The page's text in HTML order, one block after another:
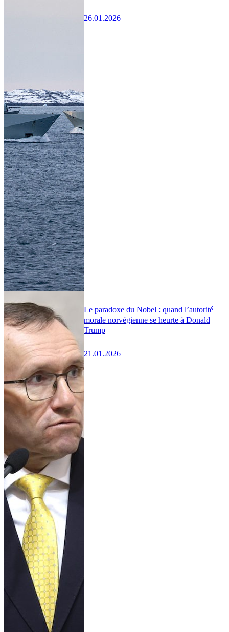
26.01.2026
Le paradoxe du Nobel : quand l’autorité
morale norvégienne se heurte à Donald
Trump
21.01.2026